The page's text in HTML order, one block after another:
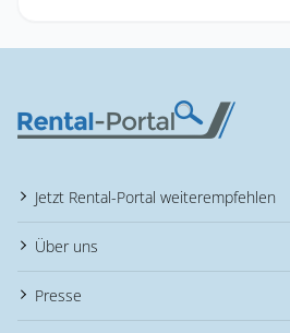
Jetzt Rental-Portal weiterempfehlen
Über uns
Presse